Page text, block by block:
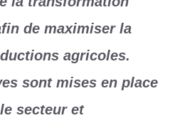
de maximiser la
agricoles.
sont mises en place
secteur et